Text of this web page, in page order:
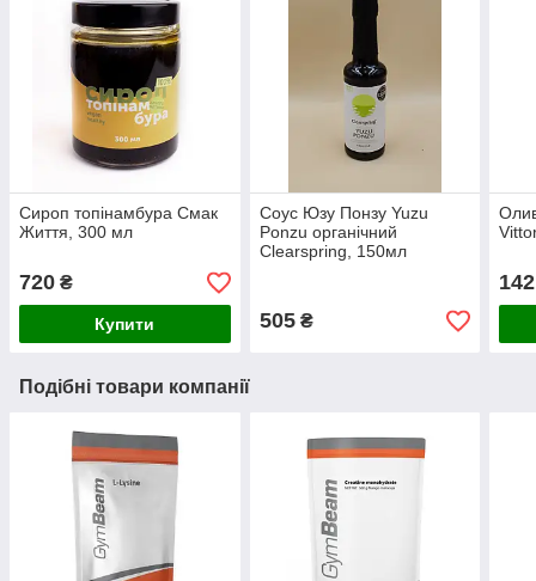
Сироп топінамбура Смак
Життя, 300 мл
720 ₴
Купити
Соус Юзу Понзу Yuzu
Ponzu органічний
Clearspring, 150мл
505₴
142
Подібні товари компанії